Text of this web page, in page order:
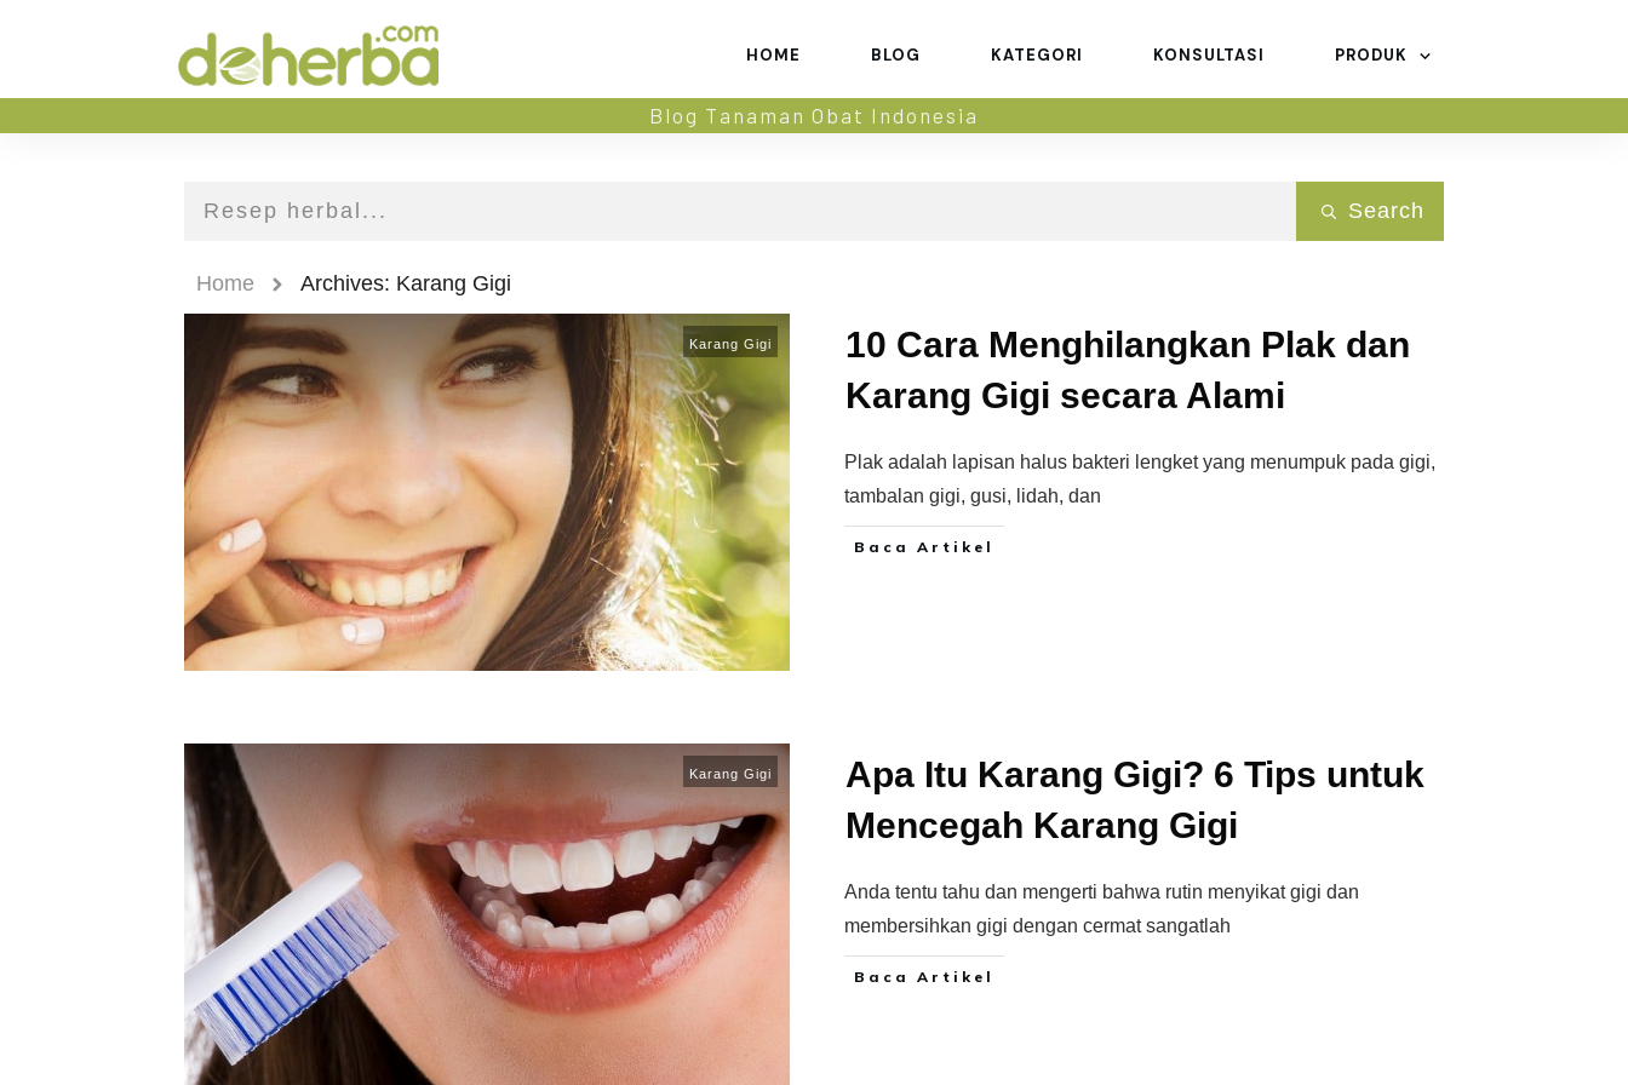
HOME BLOG KATEGORI KONSULTASI PRODUK
Blog Tanaman Obat Indonesia
Search
Home Archives: Karang Gigi
Karang Gigi
10 Cara Menghilangkan Plak dan
Karang Gigi secara Alami
Plak adalah lapisan halus bakteri lengket yang menumpuk pada gigi,
tambalan gigi, gusi, lidah, dan
Baca Artikel
Karang Gigi
Apa Itu Karang Gigi? 6 Tips untuk
Mencegah Karang Gigi
Anda tentu tahu dan mengerti bahwa rutin menyikat gigi dan
membersihkan gigi dengan cermat sangatlah
Baca Artikel